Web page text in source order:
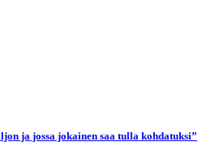
ja jossa jokainen saa tulla kohdatuksi”